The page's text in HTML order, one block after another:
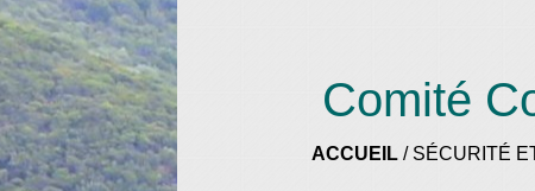
Comité
ACCUEIL/ SÉCURITÉ